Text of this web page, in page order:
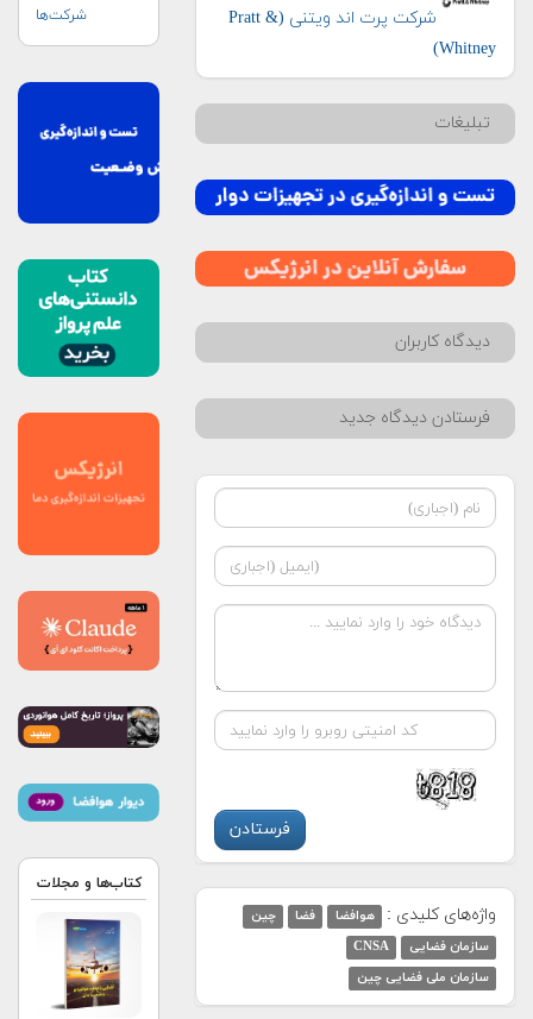
شرکت پرت اند ویتنی (Pratt &
Whitney)
تبلیغات
دیدگاه کاربران
فرستادن دیدگاه جدید
واژه‌های کلیدی : هوافضا فضا
چین
سازمان فضایی
CNSA
سازمان ملی فضایی چین
شرکت‌ها
کتاب‌ها و مجلات